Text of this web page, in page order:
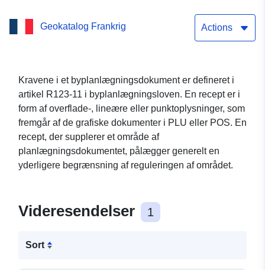
kommune
Geokatalog Frankrig Actions
Kravene i et byplanlægningsdokument er defineret i
artikel R123-11 i byplanlægningsloven. En recept er i
form af overflade-, lineære eller punktoplysninger, som
fremgår af de grafiske dokumenter i PLU eller POS. En
recept, der supplerer et område af
planlægningsdokumentet, pålægger generelt en
yderligere begrænsning af reguleringen af området.
Videresendelser 1
Sort